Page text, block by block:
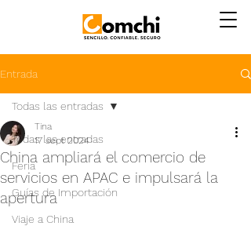
Entrada
Todas las entradas
Feria
Guías de Importación
Viaje a China
Todas las entradas
China ampliará el comercio de
servicios en APAC e impulsará la
apertura
Tina
17 sept 2024